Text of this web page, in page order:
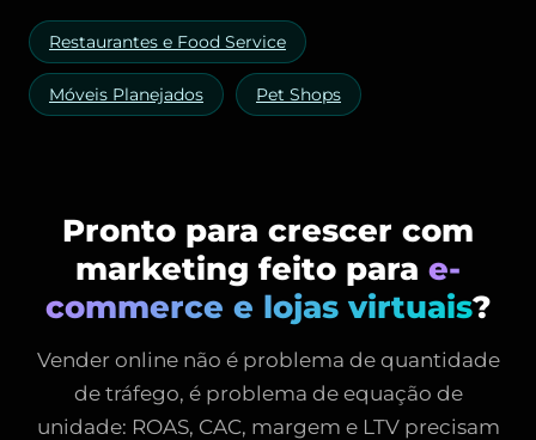
Restaurantes e Food Service
Móveis Planejados Pet Shops
Pronto para crescer com
marketing feito para e-
commerce e lojas virtuais?
Vender online não é problema de quantidade
de tráfego, é problema de equação de
unidade: ROAS, CAC, margem e LTV precisam